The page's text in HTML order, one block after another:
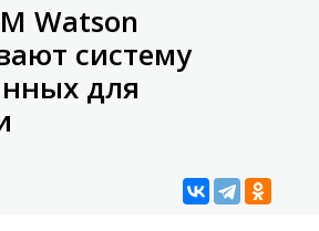
Watson
систему
для